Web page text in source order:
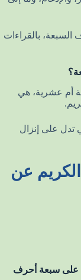
السبعة، بالقراءات
أم عشرية، هي
تدل على إنزال
عن
على سبعة أحرف